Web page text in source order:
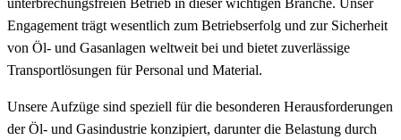
Engagement trägt wesentlich zum Betriebserfolg und zur Sicherheit
von Öl- und Gasanlagen weltweit bei und bietet zuverlässige
Transportlösungen für Personal und Material.
Unsere Aufzüge sind speziell für die besonderen Herausforderungen
der Öl- und Gasindustrie konzipiert, darunter die Belastung durch